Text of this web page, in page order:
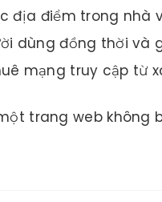
địa điểm trong nhà
dùng đồng thời và
mạng truy cập từ
trang web không